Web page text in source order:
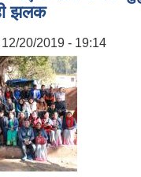
झलक
12/20/2019 - 19:14